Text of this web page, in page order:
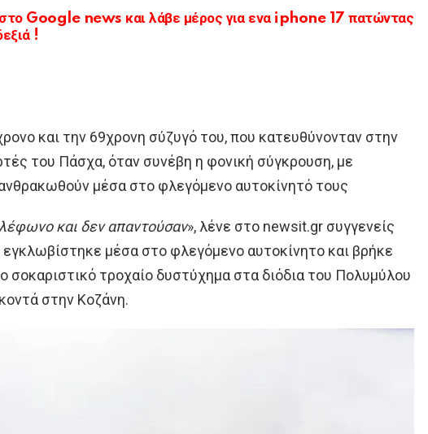
Google news και λάβε μέρος για ενα iphone 17 πατώντας
!
και την 69χρονη σύζυγό του, που κατευθύνονταν στην
του Πάσχα, όταν συνέβη η φονική σύγκρουση, με
μέσα στο φλεγόμενο αυτοκίνητό τους
και δεν απαντούσαν», λένε στο newsit.gr συγγενείς
εγκλωβίστηκε μέσα στο φλεγόμενο αυτοκίνητο και βρήκε
σοκαριστικό τροχαίο δυστύχημα στα διόδια του Πολυμύλου
στην Κοζάνη.